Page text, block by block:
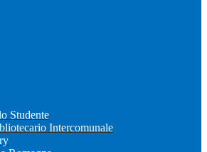
Studente
Intercomunale